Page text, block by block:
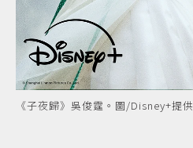
《子夜歸》吳俊霆。圖/Disney+提供